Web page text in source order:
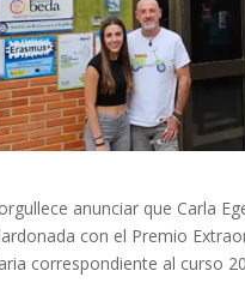
anunciar que Carla
con el Premio
correspondiente al curso